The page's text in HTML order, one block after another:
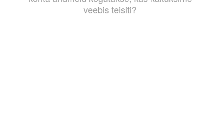
veebis teisiti?